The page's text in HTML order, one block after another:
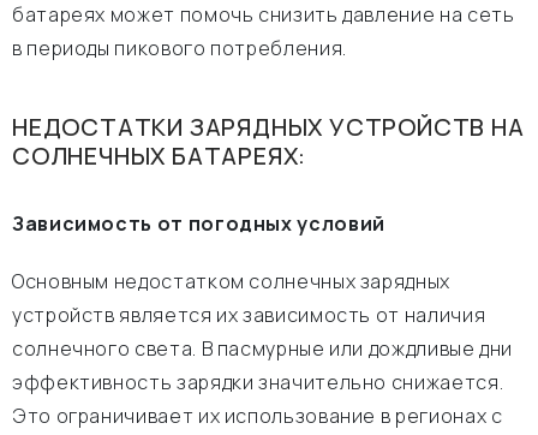
батареях может помочь снизить давление на сеть
в периоды пикового потребления.
НЕДОСТАТКИ ЗАРЯДНЫХ УСТРОЙСТВ НА
СОЛНЕЧНЫХ БАТАРЕЯХ:
Зависимость от погодных условий
Основным недостатком солнечных зарядных
устройств является их зависимость от наличия
солнечного света. В пасмурные или дождливые дни
эффективность зарядки значительно снижается.
Это ограничивает их использование в регионах с